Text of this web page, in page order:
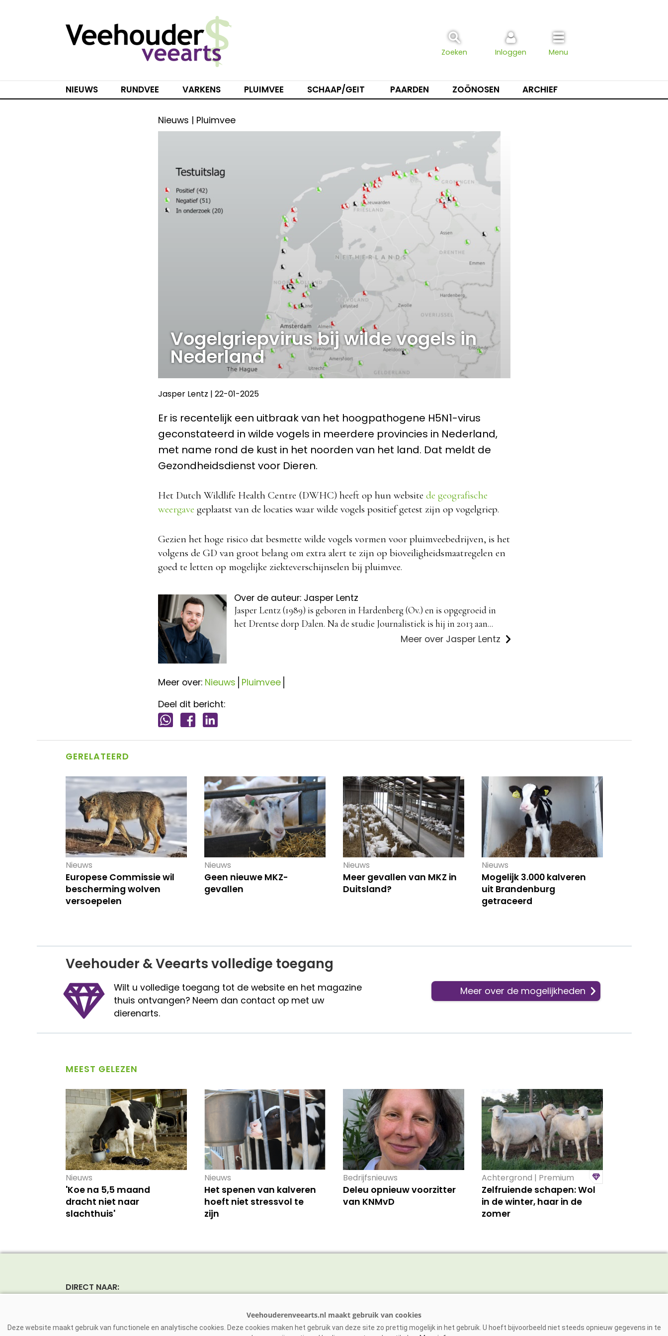
Zoeken Inloggen Menu
NIEUWS RUNDVEE VARKENS PLUIMVEE SCHAAP/GEIT PAARDEN ZOÖNOSEN ARCHIEF
Nieuws | Pluimvee
Vogelgriepvirus bij wilde vogels in
Nederland
Jasper Lentz | 22-01-2025
Er is recentelijk een uitbraak van het hoogpathogene H5N1-virus
geconstateerd in wilde vogels in meerdere provincies in Nederland,
met name rond de kust in het noorden van het land. Dat meldt de
Gezondheidsdienst voor Dieren.
Het Dutch Wildlife Health Centre (DWHC) heeft op hun website de geografische
weergave geplaatst van de locaties waar wilde vogels positief getest zijn op vogelgriep.
Gezien het hoge risico dat besmette wilde vogels vormen voor pluimveebedrijven, is het
volgens de GD van groot belang om extra alert te zijn op bioveiligheidsmaatregelen en
goed te letten op mogelijke ziekteverschijnselen bij pluimvee.
Over de auteur: Jasper Lentz
Jasper Lentz (1989) is geboren in Hardenberg (Ov.) en is opgegroeid in
het Drentse dorp Dalen. Na de studie Journalistiek is hij in 2013 aan...
Meer over Jasper Lentz
Meer over: Nieuws Pluimvee
Deel dit bericht:
GERELATEERD
Nieuws
Europese Commissie wil
bescherming wolven
versoepelen
Nieuws
Geen nieuwe MKZ-
gevallen
Nieuws
Meer gevallen van MKZ in
Duitsland?
Nieuws
Mogelijk 3.000 kalveren
uit Brandenburg
getraceerd
Veehouder & Veearts volledige toegang
Wilt u volledige toegang tot de website en het magazine
thuis ontvangen? Neem dan contact op met uw
dierenarts.
Meer over de mogelijkheden
MEEST GELEZEN
Nieuws
'Koe na 5,5 maand
dracht niet naar
slachthuis'
Nieuws
Het spenen van kalveren
hoeft niet stressvol te
zijn
Bedrijfsnieuws
Deleu opnieuw voorzitter
van KNMvD
Achtergrond | Premium
Zelfruiende schapen: Wol
in de winter, haar in de
zomer
DIRECT NAAR:
Paarden
Deze website maakt gebruik van functionele en analytische cookies. Deze cookies maken het gebruik van deze site zo prettig mogelijk in het gebruik. U hoeft bijvoorbeeld niet steeds opnieuw gegevens in te